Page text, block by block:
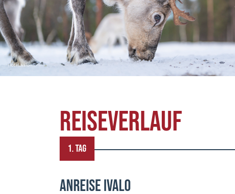
Hotel Ivalo
REISEVERLAUF
1. TAG
ANREISE IVALO